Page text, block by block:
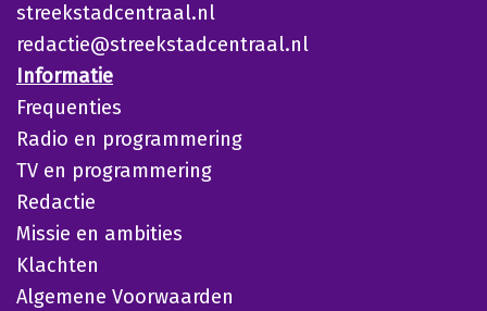
streekstadcentraal.nl
redactie@streekstadcentraal.nl
Informatie
Frequenties
Radio en programmering
TV en programmering
Redactie
Missie en ambities
Klachten
Algemene Voorwaarden